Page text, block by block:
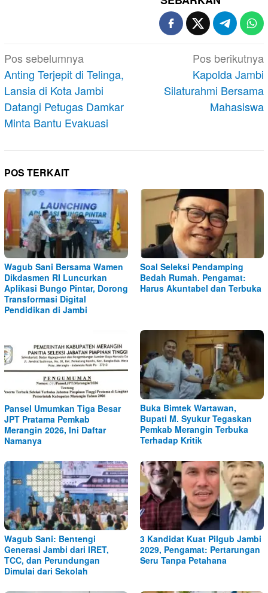
Navigasi
pos
Pos sebelumnya
Anting Terjepit di Telinga,
Lansia di Kota Jambi
Datangi Petugas Damkar
Minta Bantu Evakuasi
Pos berikutnya
Kapolda Jambi
Silaturahmi Bersama
Mahasiswa
POS TERKAIT
Wagub Sani Bersama Wamen
Dikdasmen RI Luncurkan
Aplikasi Bungo Pintar, Dorong
Transformasi Digital
Pendidikan di Jambi
Soal Seleksi Pendamping
Bedah Rumah. Pengamat:
Harus Akuntabel dan Terbuka
Pansel Umumkan Tiga Besar
JPT Pratama Pemkab
Merangin 2026, Ini Daftar
Namanya
Buka Bimtek Wartawan,
Bupati M. Syukur Tegaskan
Pemkab Merangin Terbuka
Terhadap Kritik
Wagub Sani: Bentengi
Generasi Jambi dari IRET,
TCC, dan Perundungan
Dimulai dari Sekolah
3 Kandidat Kuat Pilgub Jambi
2029, Pengamat: Pertarungan
Seru Tanpa Petahana